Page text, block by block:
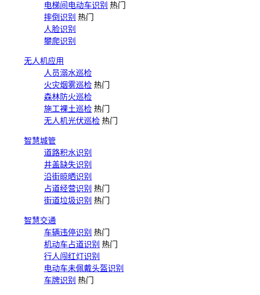
电梯间电动车识别 热门
摔倒识别 热门
人脸识别
攀爬识别
无人机应用
人员溺水巡检
火灾烟雾巡检 热门
森林防火巡检
施工裸土巡检 热门
无人机光伏巡检 热门
智慧城管
道路积水识别
井盖缺失识别
沿街晾晒识别
占道经营识别 热门
街道垃圾识别 热门
智慧交通
车辆违停识别 热门
机动车占道识别 热门
行人闯红灯识别
电动车未佩戴头盔识别
车牌识别 热门